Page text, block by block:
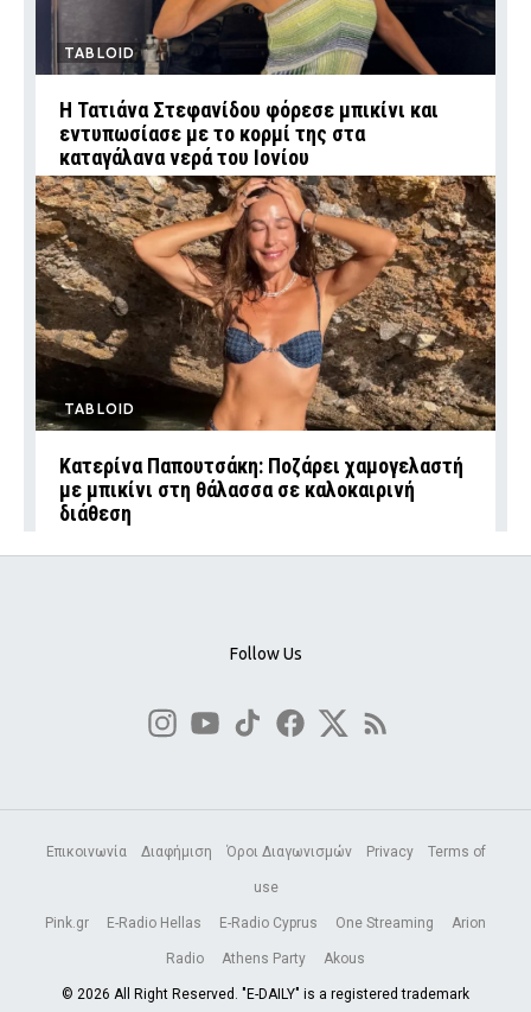
TABLOID
Η Τατιάνα Στεφανίδου φόρεσε μπικίνι και
εντυπωσίασε με το κορμί της στα
καταγάλανα νερά του Ιονίου
TABLOID
Κατερίνα Παπουτσάκη: Ποζάρει χαμογελαστή
με μπικίνι στη θάλασσα σε καλοκαιρινή
διάθεση
Follow Us
Επικοινωνία Διαφήμιση Όροι Διαγωνισμών Privacy Terms of
use
Pink.gr E-Radio Hellas E-Radio Cyprus One Streaming Arion
Radio Athens Party Akous
© 2026 All Right Reserved. "E-DAILY" is a registered trademark